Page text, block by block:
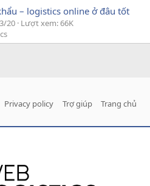
– logistics online ở đâu tốt
20 Lượt xem: 66K
Privacy policy Trợ giúp Trang chủ